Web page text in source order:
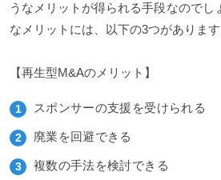
うなメリットが得られる手段なのでし
なメリットには、以下の3つがあります
【再生型M&Aのメリット】
スポンサーの支援を受けられる
廃業を回避できる
複数の手法を検討できる